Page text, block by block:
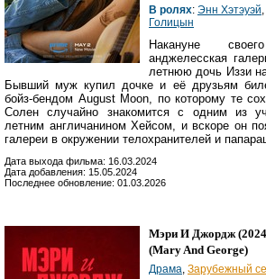
В ролях: Энн Хэтэуэй,
Голицын
Накануне
анджелесская
летнюю дочь Иззи
Бывший муж купил дочке и её друзьям
бойз-бендом August Moon, по которому те
Солен случайно знакомится с одним из
летним англичанином Хейсом, и вскоре он
галереи в окружении телохранителей и
Дата выхода фильма: 16.03.2024
Дата добавления: 15.05.2024
Последнее обновление: 01.03.2026
Мэри И Джордж
(Mary And George)
Драма, Зарубежный